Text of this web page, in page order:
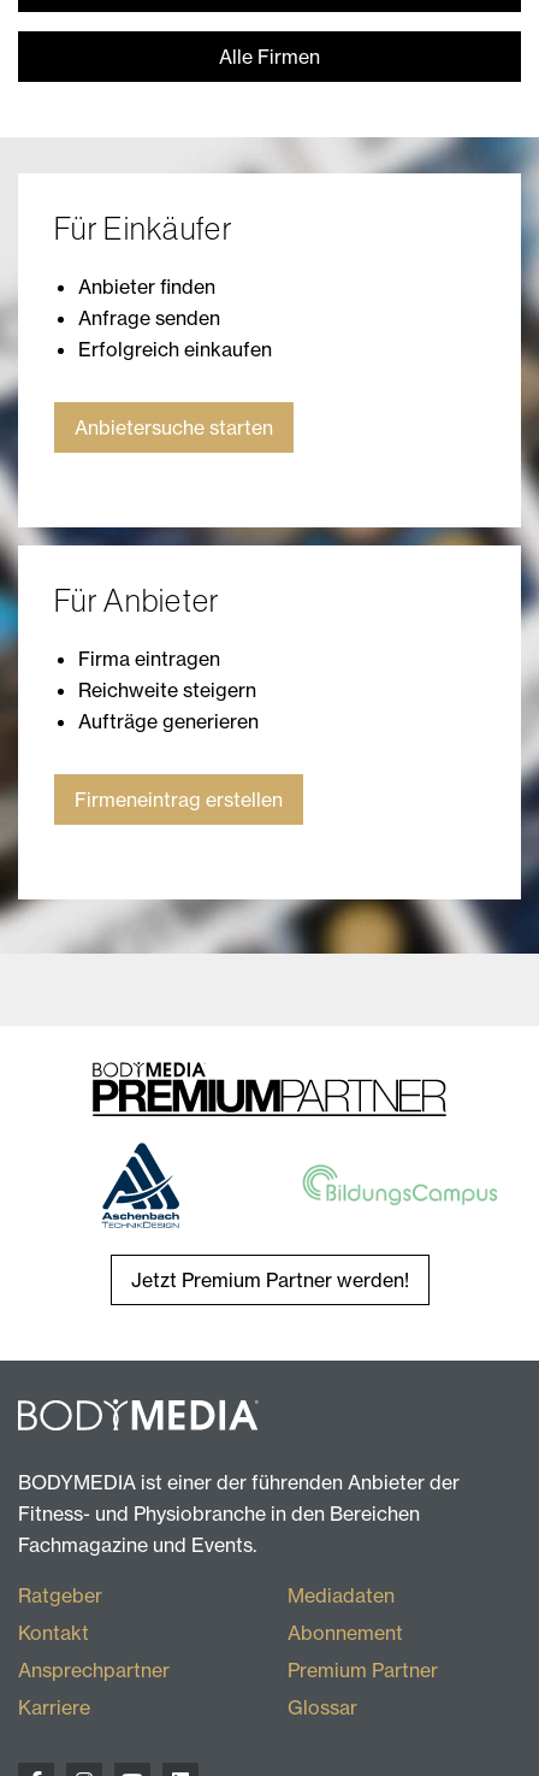
Alle Firmen
Für Einkäufer
Anbieter finden
Anfrage senden
Erfolgreich einkaufen
Anbietersuche starten
Für Anbieter
Firma eintragen
Reichweite steigern
Aufträge generieren
Firmeneintrag erstellen
Jetzt Premium Partner werden!
BODYMEDIA ist einer der führenden Anbieter der
Fitness- und Physiobranche in den Bereichen
Fachmagazine und Events.
Ratgeber
Kontakt
Ansprechpartner
Karriere
Mediadaten
Abonnement
Premium Partner
Glossar